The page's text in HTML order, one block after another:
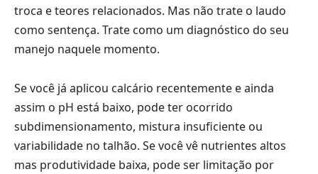
troca e teores relacionados. Mas não trate o laudo
como sentença. Trate como um diagnóstico do seu
manejo naquele momento.
Se você já aplicou calcário recentemente e ainda
assim o pH está baixo, pode ter ocorrido
subdimensionamento, mistura insuficiente ou
variabilidade no talhão. Se você vê nutrientes altos
mas produtividade baixa, pode ser limitação por